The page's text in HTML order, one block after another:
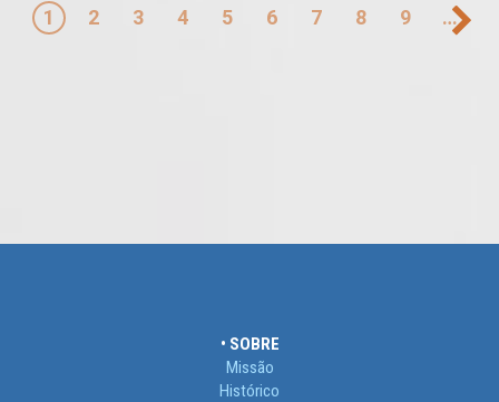
Paginação
1 2 3 4 5 6 7 8 9 …
• SOBRE
Missão
Histórico